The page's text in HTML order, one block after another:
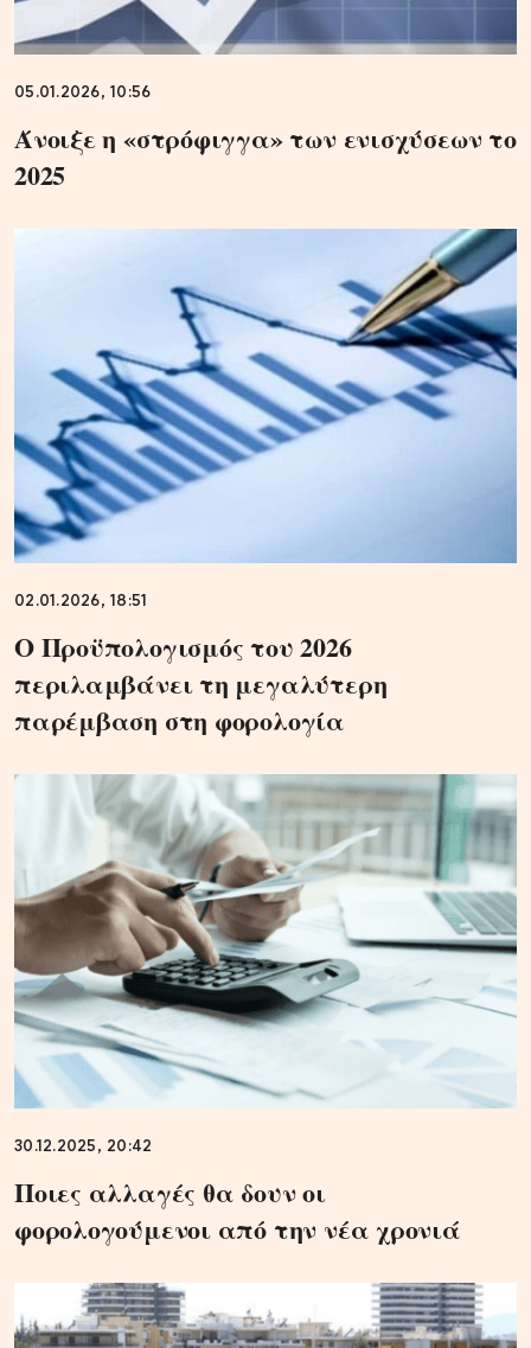
05.01.2026, 10:56
Άνοιξε η «στρόφιγγα» των ενισχύσεων το
2025
02.01.2026, 18:51
Ο Προϋπολογισμός του 2026
περιλαμβάνει τη μεγαλύτερη
παρέμβαση στη φορολογία
30.12.2025, 20:42
Ποιες αλλαγές θα δουν οι
φορολογούμενοι από την νέα χρονιά